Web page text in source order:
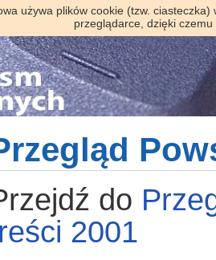
używa plików cookie (tzw.
przeglądarce, dzięki
do
2001